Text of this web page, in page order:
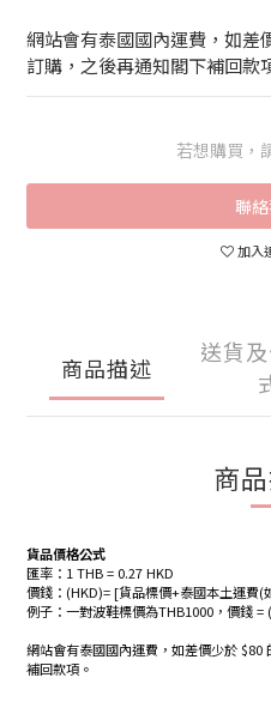
網站會有泰國國內運費，如差
訂購，之後再通知閣下補回款
若想購買，
聯
加入
商品描述
送貨
商
貨品價格公式
匯率：1 THB = 0.27 HKD
價錢：(HKD)= [貨品標價+泰國本土運費
例子：一對波鞋標價為THB1000，價錢 =
網站會有泰國國內運費，如差價少於
補回款項。